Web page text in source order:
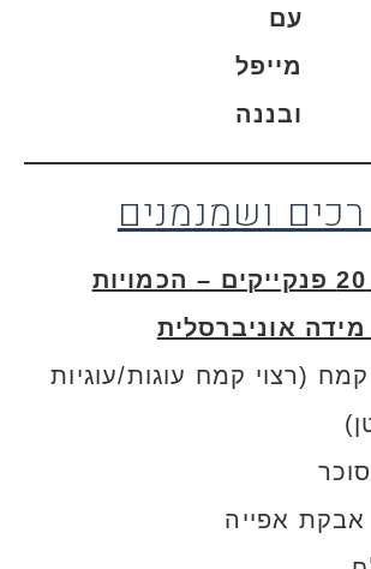
עם
מייפל
ובננה
ושמנמנים
מצרכים לכ- 20 פנקייקים – הכמויות
אוניברסלית
קמח (רצוי קמח עוגות/עוגיות